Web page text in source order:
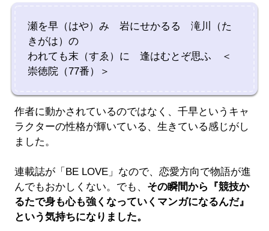
瀬を早（はや）み 岩にせかるる 滝川（た
きがは）の
われても末（すゑ）に 逢はむとぞ思ふ ＜
崇徳院（77番）＞
作者に動かされているのではなく、千早というキャ
ラクターの性格が輝いている、生きている感じがし
ました。
連載誌が「BE LOVE」なので、恋愛方向で物語が進
んでもおかしくない。でも、 その瞬間から『競技か
るたで身も心も強くなっていくマンガになるんだ』
という気持ちになりました。